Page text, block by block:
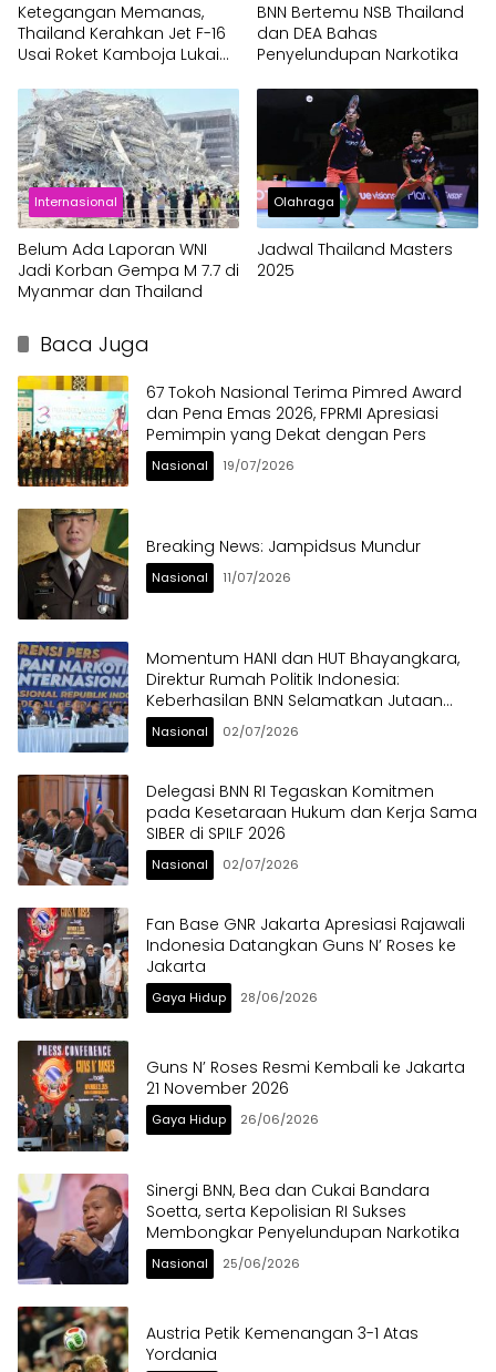
Ketegangan Memanas,
Thailand Kerahkan Jet F-16
Usai Roket Kamboja Lukai
BNN Bertemu NSB Thailand
dan DEA Bahas
Penyelundupan Narkotika
Internasional
Belum Ada Laporan WNI
Jadi Korban Gempa M 7.7 di
Myanmar dan Thailand
Olahraga
Jadwal Thailand Masters
2025
Baca Juga
67 Tokoh Nasional Terima Pimred Award
dan Pena Emas 2026, FPRMI Apresiasi
Pemimpin yang Dekat dengan Pers
Nasional 19/07/2026
Breaking News: Jampidsus Mundur
Nasional 11/07/2026
Momentum HANI dan HUT Bhayangkara,
Direktur Rumah Politik Indonesia:
Keberhasilan BNN Selamatkan Jutaan
Anak Bangsa dari Ancaman Narkoba
Nasional 02/07/2026
Delegasi BNN RI Tegaskan Komitmen
pada Kesetaraan Hukum dan Kerja Sama
SIBER di SPILF 2026
Nasional 02/07/2026
Fan Base GNR Jakarta Apresiasi Rajawali
Indonesia Datangkan Guns N’ Roses ke
Jakarta
Gaya Hidup 28/06/2026
Guns N’ Roses Resmi Kembali ke Jakarta
21 November 2026
Gaya Hidup 26/06/2026
Sinergi BNN, Bea dan Cukai Bandara
Soetta, serta Kepolisian RI Sukses
Membongkar Penyelundupan Narkotika
Nasional 25/06/2026
Austria Petik Kemenangan 3-1 Atas
Yordania